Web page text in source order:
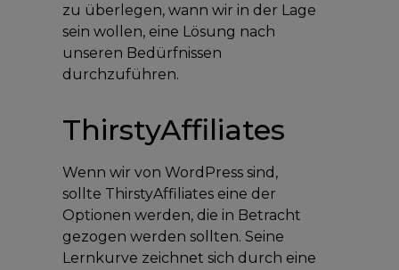
zu überlegen, wann wir in der Lage
sein wollen, eine Lösung nach
unseren Bedürfnissen
durchzuführen.
ThirstyAffiliates
Wenn wir von WordPress sind,
sollte ThirstyAffiliates eine der
Optionen werden, die in Betracht
gezogen werden sollten. Seine
Lernkurve zeichnet sich durch eine